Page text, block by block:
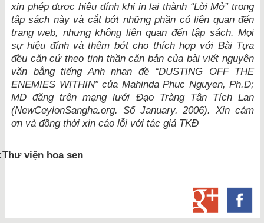
xin phép được hiệu đính khi in lại thành “Lời Mở” trong
tập sách này và cắt bớt những phần có liên quan đến
trang web, nhưng không liên quan đến tập sách. Mọi
sự hiệu đính và thêm bớt cho thích hợp với Bài Tựa
đều căn cứ theo tinh thần căn bản của bài viết nguyên
văn bằng tiếng Anh nhan đề “DUSTING OFF THE
ENEMIES WITHIN” của Mahinda Phuc Nguyen, Ph.D;
MD đăng trên mạng lưới Đạo Tràng Tân Tích Lan
(NewCeylonSangha.org. Số January. 2006). Xin cảm
ơn và đồng thời xin cáo lỗi với tác giả TKĐ
viện hoa sen